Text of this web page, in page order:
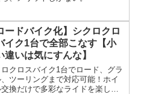
ードバイク化】シクロクロ
イク1台で全部こなす【小
違いは気にすんな】
クロスバイク1台でロード、グラ
ツーリングまで対応可能！ホイ
換だけで多彩なライドを楽し